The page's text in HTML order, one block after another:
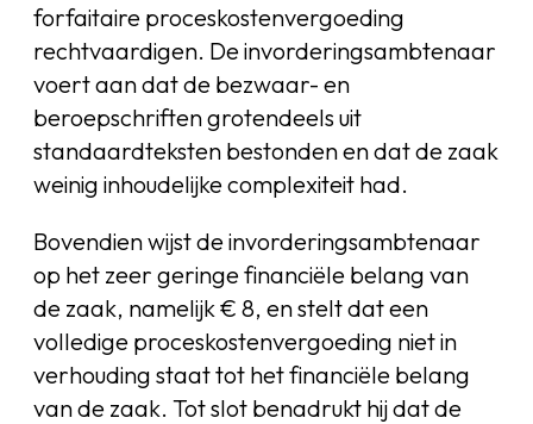
forfaitaire proceskostenvergoeding
rechtvaardigen. De invorderingsambtenaar
voert aan dat de bezwaar- en
beroepschriften grotendeels uit
standaardteksten bestonden en dat de zaak
weinig inhoudelijke complexiteit had.
Bovendien wijst de invorderingsambtenaar
op het zeer geringe financiële belang van
de zaak, namelijk € 8, en stelt dat een
volledige proceskostenvergoeding niet in
verhouding staat tot het financiële belang
van de zaak. Tot slot benadrukt hij dat de